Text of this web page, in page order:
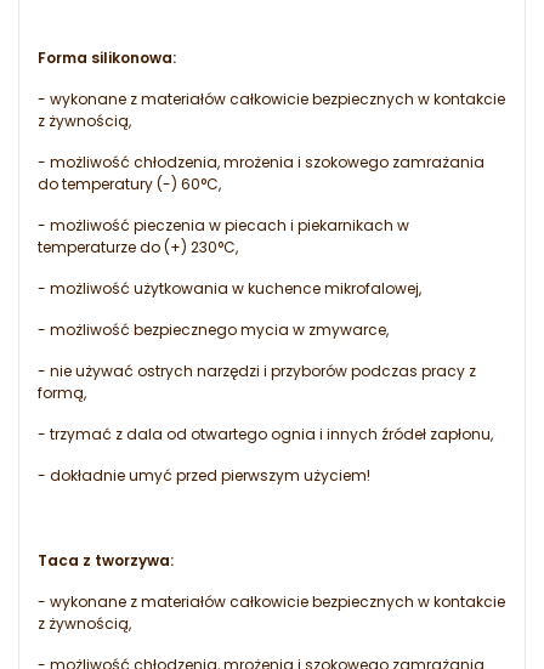
Forma silikonowa:
- wykonane z materiałów całkowicie bezpiecznych w kontakcie
z żywnością,
- możliwość chłodzenia, mrożenia i szokowego zamrażania
do temperatury (-) 60°C,
- możliwość pieczenia w piecach i piekarnikach w
temperaturze do (+) 230°C,
- możliwość użytkowania w kuchence mikrofalowej,
- możliwość bezpiecznego mycia w zmywarce,
- nie używać ostrych narzędzi i przyborów podczas pracy z
formą,
- trzymać z dala od otwartego ognia i innych źródeł zapłonu,
- dokładnie umyć przed pierwszym użyciem!
Taca z tworzywa:
- wykonane z materiałów całkowicie bezpiecznych w kontakcie
z żywnością,